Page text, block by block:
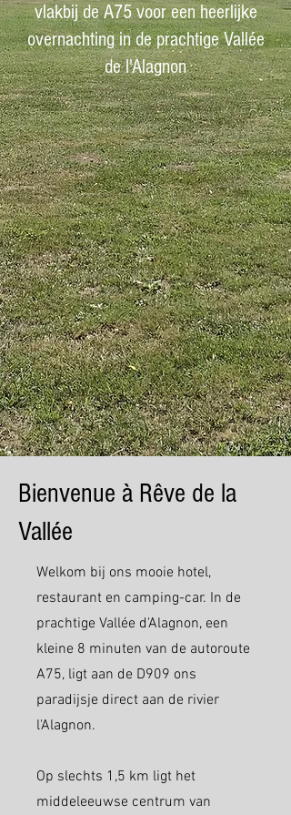
vlakbij de A75 voor een heerlijke
overnachting in de prachtige Vallée
de l'Alagnon
Bienvenue à Rêve de la
Vallée
Welkom bij ons mooie hotel,
restaurant en camping-car. In de
prachtige Vallée d'Alagnon, een
kleine 8 minuten van de autoroute
A75, ligt aan de D909 ons
paradijsje direct aan de rivier
l'Alagnon.
Op slechts 1,5 km ligt het
middeleeuwse centrum van